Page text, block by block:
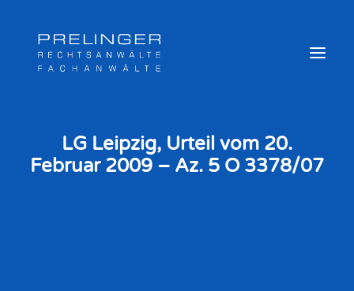
Sozialversicherungsträger
LG Leipzig, Urteil vom 20.
Februar 2009 – Az. 5 O 3378/07